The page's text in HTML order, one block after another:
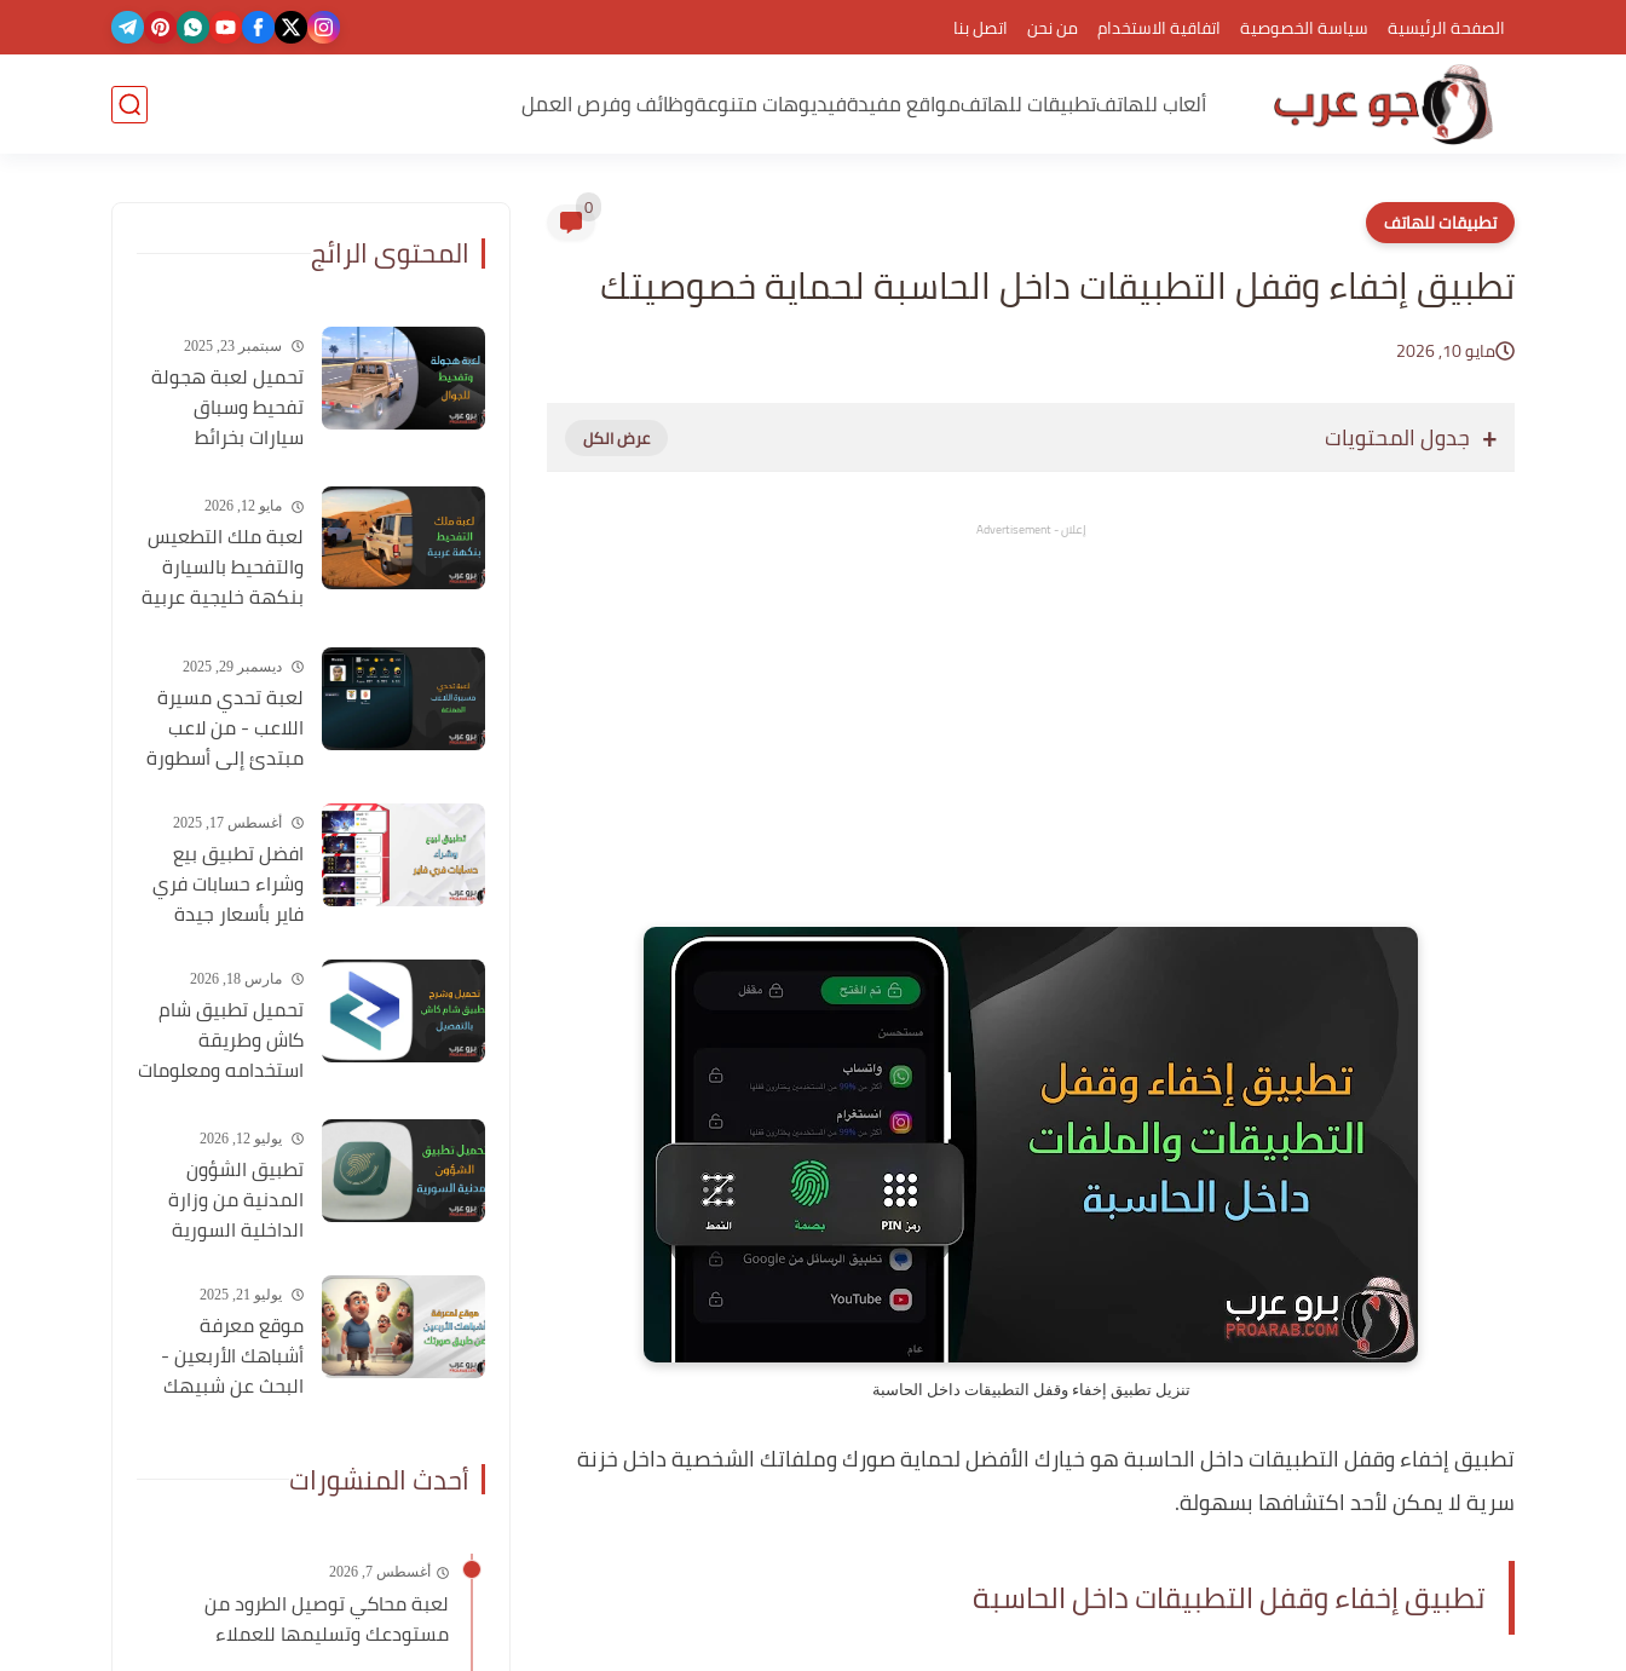
الصفحة الرئيسية سياسة الخصوصية اتفاقية الاستخدام من نحن اتصل بنا
ألعاب للهاتفتطبيقات للهاتفمواقع مفيدةفيديوهات متنوعةوظائف وفرص العمل
تطبيقات للهاتف 0
تطبيق إخفاء وقفل التطبيقات داخل الحاسبة لحماية خصوصيتك
مايو 10, 2026
جدول المحتويات
إعلان - Advertisement
تنزيل تطبيق إخفاء وقفل التطبيقات داخل الحاسبة
تطبيق إخفاء وقفل التطبيقات داخل الحاسبة هو خيارك الأفضل لحماية صورك وملفاتك الشخصية داخل خزنة
سرية لا يمكن لأحد اكتشافها بسهولة.
تطبيق إخفاء وقفل التطبيقات داخل الحاسبة
المحتوى الرائج
سبتمبر 23, 2025
تحميل لعبة هجولة
تفحيط وسباق
سيارات بخرائط
مايو 12, 2026
لعبة ملك التطعيس
والتفحيط بالسيارة
بنكهة خليجية عربية
ديسمبر 29, 2025
لعبة تحدي مسيرة
اللاعب - من لاعب
مبتدئ إلى أسطورة
أغسطس 17, 2025
افضل تطبيق بيع
وشراء حسابات فري
فاير بأسعار جيدة
مارس 18, 2026
تحميل تطبيق شام
كاش وطريقة
استخدامه ومعلومات
يوليو 12, 2026
تطبيق الشؤون
المدنية من وزارة
الداخلية السورية
يوليو 21, 2025
موقع معرفة
أشباهك الأربعين -
البحث عن شبيهك
أحدث المنشورات
أغسطس 7, 2026
لعبة محاكي توصيل الطرود من
مستودعك وتسليمها للعملاء